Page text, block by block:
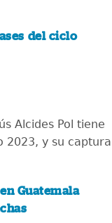
del ciclo
Alcides Pol tiene
2023, y su captura
Guatemala